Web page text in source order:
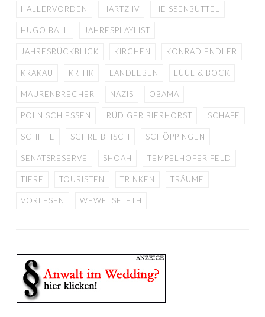
HALLERVORDEN HARTZ IV HEISSENBÜTTEL
HUGO BALL JAHRESPLAYLIST
JAHRESRÜCKBLICK KIRCHEN KONRAD ENDLER
KRAKAU KRITIK LANDLEBEN LÜÜL & BOCK
MAURENBRECHER NAZIS OBAMA
POLNISCH ESSEN RÜDIGER BIERHORST SCHAFE
SCHIFFE SCHREIBTISCH SCHÖPPINGEN
SENATSRESERVE SHOAH TEMPELHOFER FELD
TIERE TOURISTEN TRINKEN TRÄUME
VORLESEN WEWELSFLETH